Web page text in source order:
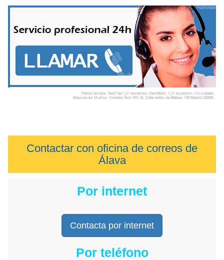
Contactar con oficina de correos de
Álava
Por internet
Contacta por internet
Por teléfono